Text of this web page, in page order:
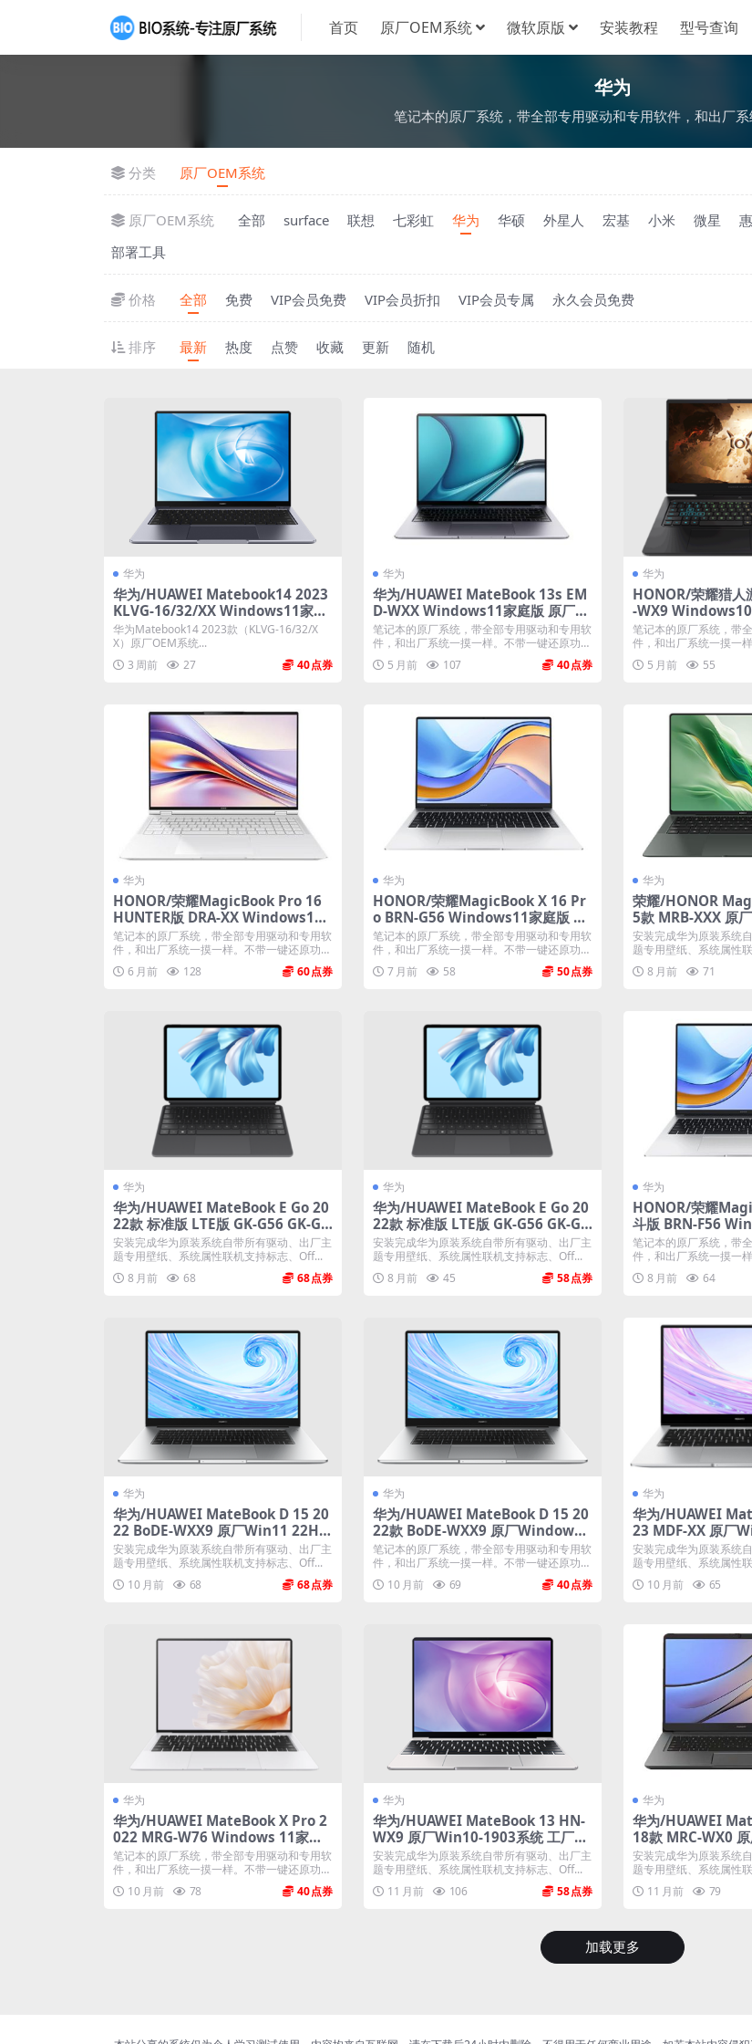
首页 原厂OEM系统 微软原版 安装教程 型号查询
华为
笔记本的原厂系统，带全部专用驱动和专用软件，和出厂系
分类 原厂OEM系统
原厂OEM系统 全部 surface 联想 七彩虹 华为 华硕 外星人 宏基 小米 微星
部署工具
价格 全部 免费 VIP会员免费 VIP会员折扣 VIP会员专属 永久会员免费
排序 最新 热度 点赞 收藏 更新 随机
华为
华为/HUAWEI Matebook14 2023
KLVG-16/32/XX Windows11家庭
版 原厂oem系统
华为Matebook14 2023款（KLVG-16/32/X
X）原厂OEM系统...
3 周前
27 40
华为
华为/HUAWEI MateBook 13s EM
D-WXX Windows11家庭版 原厂oe
m系统
笔记本的原厂系统，带全部专用驱动和专用软
件，和出厂系统一摸一样。不带一键还原功
能...
5 月前 107 40
华为
HONOR/荣耀猎人
-WX9
m系统
笔记本的原厂系统，带
件，和出厂系统一摸一
能...
5 月前 55
华为
HONOR/荣耀MagicBook Pro 16
HUNTER版 DRA-XX Windows11
24H2 家庭版 原厂oem系统
笔记本的原厂系统，带全部专用驱动和专用软
件，和出厂系统一摸一样。不带一键还原功
能...
6 月前 128 60
华为
HONOR/荣耀MagicBook X 16 Pr
o BRN-G56 Windows11家庭版 原
厂oem系统
笔记本的原厂系统，带全部专用驱动和专用软
件，和出厂系统一摸一样。不带一键还原功
能...
7 月前 58 50
华为
荣耀/HONOR
5款 MRB-XXX 原
统 工厂文件 带F10
安装完成华为原装系统
题专用壁纸、系统属性
8 月前
71
华为
华为/HUAWEI MateBook E Go 20
22款 标准版 LTE版 GK-G56 GK-G5
8 原厂Win11 22H2系统 工厂文件
带F10智能还原
安装完成华为原装系统自带所有驱动、出厂主
题专用壁纸、系统属性联机支持标志、Off...
8 月前
68 68
华为
华为/HUAWEI MateBook E Go 20
22款 标准版 LTE版 GK-G56 GK-G5
8 原厂Win11 21H2系统 工厂文件
带F10智能还原
安装完成华为原装系统自带所有驱动、出厂主
题专用壁纸、系统属性联机支持标志、Off...
8 月前
45 58
华为
HONOR/荣耀
斗版 BRN-F56
原厂oem系统
笔记本的原厂系统，带
件，和出厂系统一摸一
能...
8 月前 64
华为
华为/HUAWEI MateBook D 15 20
22 BoDE-WXX9 原厂Win11 22H2
系统 工厂文件 带F10智能还原
安装完成华为原装系统自带所有驱动、出厂主
题专用壁纸、系统属性联机支持标志、Off...
10 月前
68 68
华为
华为/HUAWEI MateBook D 15 20
22款 BoDE-WXX9 原厂Windows1
1系统 原厂oem系统
笔记本的原厂系统，带全部专用驱动和专用软
件，和出厂系统一摸一样。不带一键还原功
能...
10 月前 69 40
华为
华为/HUAWEI
23 MDF-XX 原厂
工厂文件 带F10智
安装完成华为原装系统
题专用壁纸、系统属性
10 月前
65
华为
华为/HUAWEI MateBook X Pro 2
022 MRG-W76 Windows 11家庭
版 原厂oem系统
笔记本的原厂系统，带全部专用驱动和专用软
件，和出厂系统一摸一样。不带一键还原功
能...
10 月前 78 40
华为
华为/HUAWEI MateBook 13 HN-
WX9 原厂Win10-1903系统 工厂文
件 带F10智能还原
安装完成华为原装系统自带所有驱动、出厂主
题专用壁纸、系统属性联机支持标志、Off...
11 月前
106 58
华为
华为/HUAWEI
18款 MRC-WX0
系统 工厂文件 带
安装完成华为原装系统
题专用壁纸、系统属性
11 月前
79
加载更多